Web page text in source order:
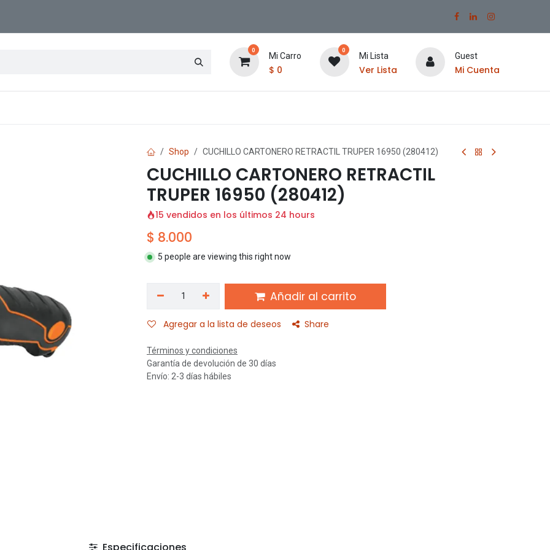
0
Mi Carro
$ 0
0
Mi Lista
Ver Lista
Guest
Mi Cuenta
Shop CUCHILLO CARTONERO RETRACTIL TRUPER 16950 (280412)
CUCHILLO CARTONERO RETRACTIL
TRUPER 16950 (280412)
15 vendidos en los últimos 24 hours
$ 8.000
5 people are viewing this right now
Añadir al carrito
Agregar a la lista de deseos Share
Términos y condiciones
Garantía de devolución de 30 días
Envío: 2-3 días hábiles
Especificaciones